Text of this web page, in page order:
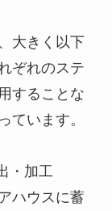
大きく以下
ぞれのステ
することな
ています。
・加工
ハウスに蓄